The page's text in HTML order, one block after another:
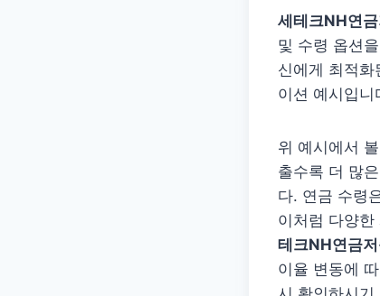
세테크NH연
및 수령 옵션
신에게 최적
이션 예시입
위 예시에서
출수록 더 많
다. 연금 수령
이처럼 다양
테크NH연금
이율 변동에